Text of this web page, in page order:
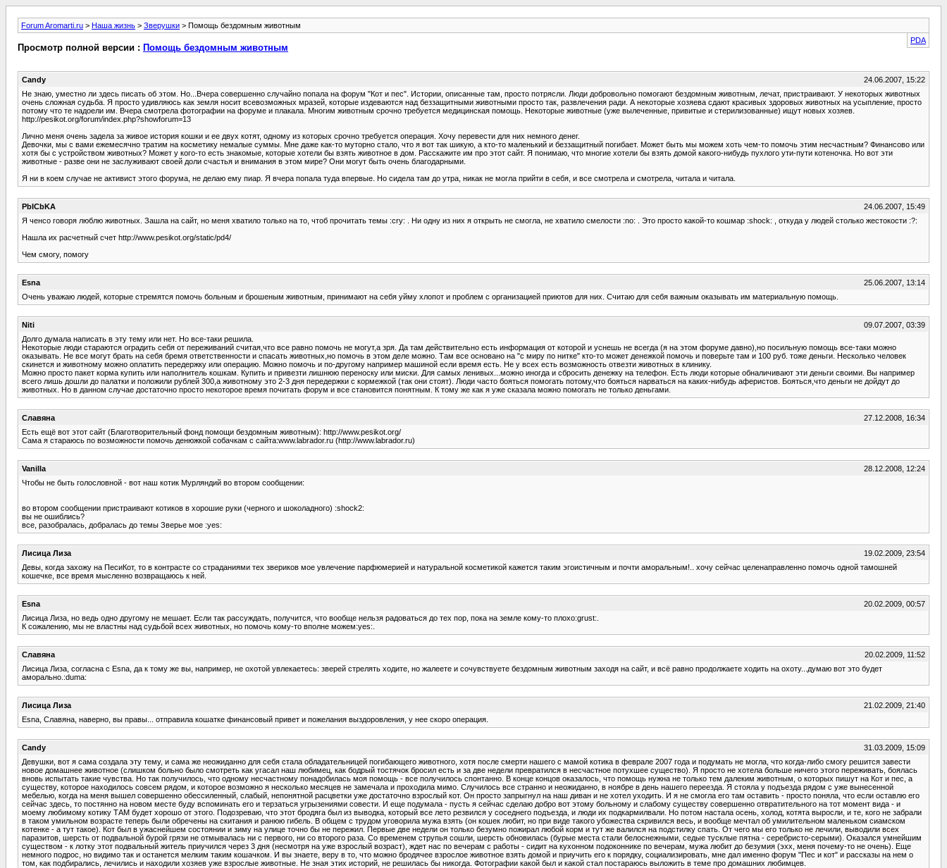
Forum Aromarti.ru > Наша жизнь > Зверушки > Помощь бездомным животным
PDA
Просмотр полной версии : Помощь бездомным животным
Candy
24.06.2007, 15:22
Не знаю, уместно ли здесь писать об этом. Но...Вчера совершенно случайно попала на форум "Кот и пес". Истории, описанные там, просто потрясли. Люди добровольно помогают бездомным животным, лечат, пристраивают. У некоторых животных
очень сложная судьба. Я просто удивляюсь как земля носит всевозможных мразей, которые издеваются над беззащитными животными просто так, развлечения ради. А некоторые хозяева сдают красивых здоровых животных на усыпление, просто
потому что те надоели им. Вчера смотрела фотографии на форуме и плакала. Многим животным срочно требуется медицинская помощь. Некоторые животные (уже вылеченные, привитые и стерилизованные) ищут новых хозяев.
http://pesikot.org/forum/index.php?showforum=13
Лично меня очень задела за живое история кошки и ее двух котят, одному из которых срочно требуется операция. Хочу перевести для них немного денег.
Девочки, мы с вами ежемесячно тратим на косметику немалые суммы. Мне даже как-то муторно стало, что я вот так шикую, а кто-то маленький и беззащитный погибает. Может быть мы можем хоть чем-то помочь этим несчастным? Финансово или
хотя бы с устройством животных? Может у кого-то есть знакомые, которые хотели бы взять животное в дом. Расскажите им про этот сайт. Я понимаю, что многие хотели бы взять домой какого-нибудь пухлого ути-пути котеночка. Но вот эти
животные - разве они не заслуживают своей доли счастья и внимания в этом мире? Они могут быть очень благодарными.
Я ни в коем случае не активист этого форума, не делаю ему пиар. Я вчера попала туда впервые. Но сидела там до утра, никак не могла прийти в себя, и все смотрела и смотрела, читала и читала.
PbICbKA
24.06.2007, 15:49
Я ченсо говоря люблю животных. Зашла на сайт, но меня хватило только на то, чтоб прочитать темы :cry: . Ни одну из них я открыть не смогла, не хватило смелости :no: . Это просто какой-то кошмар :shock: , откуда у людей столько жестокости :?:
Нашла их расчетный счет http://www.pesikot.org/static/pd4/
Чем смогу, помогу
Esna
25.06.2007, 13:14
Очень уважаю людей, которые стремятся помочь больным и брошеным животным, принимают на себя уйму хлопот и проблем с организацией приютов для них. Считаю для себя важным оказывать им материальную помощь.
Niti
09.07.2007, 03:39
Долго думала написать в эту тему или нет. Но все-таки решила.
Некоторые люди стараются оградить себя от переживаний считая,что все равно помочь не могут,а зря. Да там действительно есть информация от которой и уснешь не всегда (я на этом форуме давно),но посильную помощь все-таки можно
оказывать. Не все могут брать на себя бремя ответственности и спасать животных,но помочь в этом деле можно. Там все основано на "с миру по нитке" кто-то может денежкой помочь и поверьте там и 100 руб. тоже деньги. Несколько человек
скинется и животному можно оплатить передержку или операцию. Можно помочь и по-другому например машиной если время есть. Не у всех есть возможность отвезти животных в клинику.
Можно просто пакет корма купить или наполнитель кошкам. Купить и привезти лишнюю переноску или миски. Для самых ленивых...можно иногда и сбросить денежку на телефон. Есть люди которые обналичивают эти деньги своими. Вы например
всего лишь дошли до палатки и положили рублей 300,а животному это 2-3 дня передержки с кормежкой (так они стоят). Люди часто бояться помогать потому,что бояться нарваться на каких-нибудь аферистов. Бояться,что деньги не дойдут до
животных. Но в данном случае достаточно просто некоторое время почитать форум и все становится понятным. К тому же как я уже сказала можно помогать не только деньгами.
Славяна
27.12.2008, 16:34
Есть ещё вот этот сайт (Благотворительный фонд помощи бездомным животным): http://www.pesikot.org/
Сама я стараюсь по возможности помочь денюжкой собачкам с сайта:www.labrador.ru (http://www.labrador.ru)
Vanilla
28.12.2008, 12:24
Чтобы не быть голословной - вот наш котик Мурляндий во втором сообщении:
во втором сообщении пристраивают котиков в хорошие руки (черного и шоколадного) :shock2:
вы не ошиблись?
все, разобралась, добралась до темы Зверье мое :yes:
Лисица Лиза
19.02.2009, 23:54
Девы, когда захожу на ПесиКот, то в контрасте со страданиями тех звериков мое увлечение парфюмерией и натуральной косметикой кажется таким эгоистичным и почти аморальным!.. хочу сейчас целенаправленно помочь одной тамошней
кошечке, все время мысленно возвращаюсь к ней.
Esna
20.02.2009, 00:57
Лисица Лиза, но ведь одно другому не мешает. Если так рассуждать, получится, что вообще нельзя радоваться до тех пор, пока на земле кому-то плохо:grust:.
К сожалению, мы не властны над судьбой всех животных, но помочь кому-то вполне можем:yes:.
Славяна
20.02.2009, 11:52
Лисица Лиза, согласна с Esna, да к тому же вы, например, не охотой увлекаетесь: зверей стрелять ходите, но жалеете и сочувствуете бездомным животным заходя на сайт, и всё равно продолжаете ходить на охоту...думаю вот это будет
аморально.:duma:
Лисица Лиза
21.02.2009, 21:40
Esna, Славяна, наверно, вы правы... отправила кошатке финансовый привет и пожелания выздоровления, у нее скоро операция.
Candy
31.03.2009, 15:09
Девушки, вот я сама создала эту тему, и сама же неожиданно для себя стала обладательницей погибающего животного, хотя после смерти нашего с мамой котика в феврале 2007 года и подумать не могла, что когда-либо смогу решится завести
новое домашнее животное (слишком больно было смотреть как угасал наш любимец, как бодрый тостячок бросил есть и за две недели превратился в несчастное потухшее существо). Я просто не хотела больше ничего этого переживать, боялась
вновь испытать такие чувства. Но так получилось, что одному несчастному понадобилась моя помощь - все получилось спонтанно. В конце концов оказалось, что помощь нужна не только тем далеким животным, о которых пишут на Кот и пес, а
существу, которое находилось совсем рядом, и которое возможно я несколько месяцев не замечала и проходила мимо. Случилось все странно и неожиданно, в ноябре в день нашего переезда. Я стояла у подъезда рядом с уже вынесенной
мебелью, когда на меня вышел совершенно обессиленный, слабый, непонятной расцветки уже достаточно взрослый кот. Он просто запрыгнул на наш диван и не хотел уходить. И я не смогла его там оставить - просто поняла, что если оставлю его
сейчас здесь, то постянно на новом месте буду вспоминать его и терзаться угрызениями совести. И еще подумала - пусть я сейчас сделаю добро вот этому больному и слабому существу совершенно отвратительного на тот момент вида - и
моему любимому котику ТАМ будет хорошо от этого. Подозреваю, что этот бродяга был из выводка, который все лето резвился у соседнего подъезда, и люди их подкармилвали. Но потом настала осень, холод, котята выросли, и те, кого не забрали
в таком умильном возрасте теперь были обречены на скитания и ранюю гибель. В общем с трудом уговорила мужа взять (он кошек любит, но при виде такого убожества скривился весь, и вообще мечтал об умилительном маленьком сиамском
котенке - а тут такое). Кот был в ужаснейшем состоянии и зиму на улице точно бы не пережил. Первые две недели он только безумно пожирал любой корм и тут же валился на подстилку спать. От чего мы его только не лечили, выводили всех
паразитов, шерсть от подвальной бурой грязи не отмывалась ни с первого, ни со второго раза. Со временем струпья сошли, шерсть обновилась (бурые места стали белоснежными, седые тусклые пятна - серебристо-серыми). Оказался умнейшим
существом - к лотку этот подвальный житель приучился через 3 дня (несмотря на уже взрослый возраст), ждет нас по вечерам с работы - сидит на кухонном подоконнике по вечерам, мужа любит до безумия (эхх, меня почему-то не очень). Еще
немного подрос, но видимо так и останется мелким таким кошачком. И вы знаете, веру в то, что можно бродячее взрослое животное взять домой и приучить его к порядку, социализировать, мне дал именно форум "Пес и кот" и рассказы на нем о
том, как подбирались, лечились и находили хозяев уже взрослые животные. Не зная этих историй, не решилась бы никогда. Фотографии какой был и какой стал постараюсь выложить в теме про домашних любимцев.